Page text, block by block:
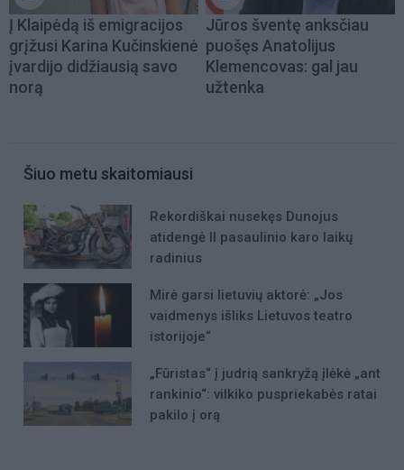
Į Klaipėdą iš emigracijos
grįžusi Karina Kučinskienė
įvardijo didžiausią savo
norą
Jūros šventę anksčiau
puošęs Anatolijus
Klemencovas: gal jau
užtenka
Šiuo metu skaitomiausi
Rekordiškai nusekęs Dunojus
atidengė II pasaulinio karo laikų
radinius
Mirė garsi lietuvių aktorė: „Jos
vaidmenys išliks Lietuvos teatro
istorijoje“
„Fūristas“ į judrią sankryžą įlėkė „ant
rankinio“: vilkiko puspriekabės ratai
pakilo į orą